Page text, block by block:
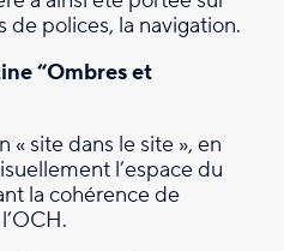
de polices, la navigation.
“Ombres et
« site dans le site », en
l’espace du
la cohérence de